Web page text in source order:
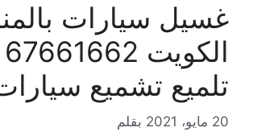
غسيل سيارات
تلميع تشميع
20 مايو، 2021 بقلم